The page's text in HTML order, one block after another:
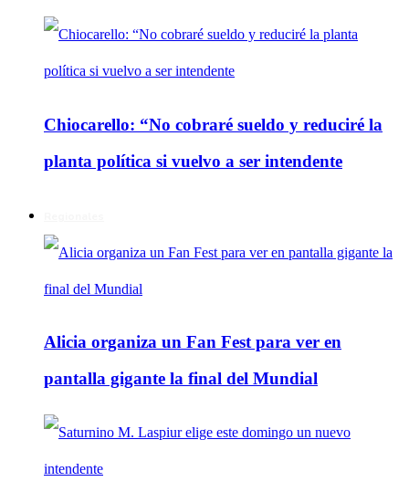
Chiocarello: “No cobraré sueldo y reduciré la
planta política si vuelvo a ser intendente
Alicia organiza un Fan Fest para ver en
pantalla gigante la final del Mundial